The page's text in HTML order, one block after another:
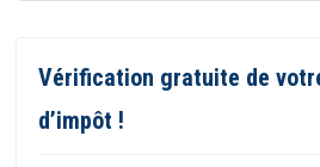
Vérification gratuite de
d’impôt !